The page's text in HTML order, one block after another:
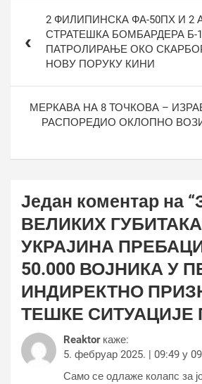
чланка2 ФИЛИПИНСКА ФА-50ПХ И 2
СТРАТЕШКА БОМБАРДЕРА Б-
ПАТРОЛИРАЊЕ ОКО
НОВУ ПОРУКУ КИНИ
МЕРКАВА НА 8 ТОЧКОВА –
РАСПОРЕДИО ОКЛОПНО
Један коментар на “
ВЕЛИКИХ ГУБИТАКА
УКРАЈИНА
50.000 ВОЈНИКА У
ИНДИРЕКТНО
ТЕШКЕ СИТУАЦИЈЕ
Reaktor каже:
5. фебруар 2025. | 09:49 у
Само се одлаже колапс за